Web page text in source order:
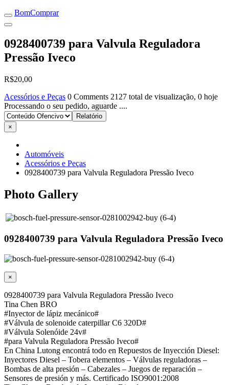
BomComprar
0928400739 para Valvula Reguladora
Pressão Iveco
R$20,00
Acessórios e Peças 0 Comments 2127 total de visualização, 0 hoje
Processando o seu pedido, aguarde ....
×
Automóveis
Acessórios e Peças
0928400739 para Valvula Reguladora Pressão Iveco
Photo Gallery
0928400739 para Valvula Reguladora Pressão Iveco
×
0928400739 para Valvula Reguladora Pressão Iveco
Tina Chen BRO
#Inyector de lápiz mecánico#
#Válvula de solenoide caterpillar C6 320D#
#Válvula Solenóide 24v#
#para Valvula Reguladora Pressão Iveco#
En China Lutong encontrá todo en Repuestos de Inyección Diesel:
Inyectores Diesel – Tobera elementos – Válvulas reguladoras –
Bombas de alta presión – Cabezales – Juegos de reparación –
Sensores de presión y más. Certificado ISO9001:2008